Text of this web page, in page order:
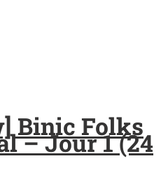
Binic Folks
– Jour 1 (24